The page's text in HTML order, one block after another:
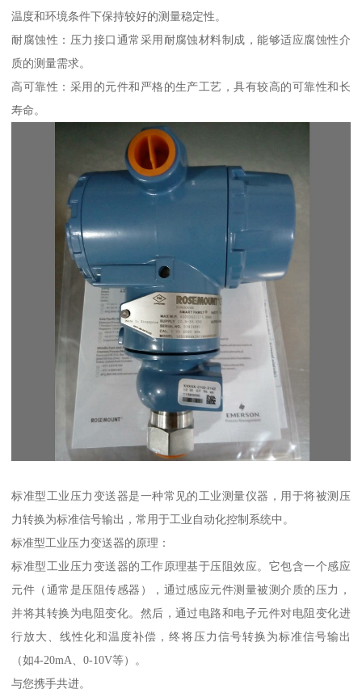
温度和环境条件下保持较好的测量稳定性。
耐腐蚀性：压力接口通常采用耐腐蚀材料制成，能够适应腐蚀性介
质的测量需求。
高可靠性：采用的元件和严格的生产工艺，具有较高的可靠性和长
寿命。
标准型工业压力变送器是一种常见的工业测量仪器，用于将被测压
力转换为标准信号输出，常用于工业自动化控制系统中。
标准型工业压力变送器的原理：
标准型工业压力变送器的工作原理基于压阻效应。它包含一个感应
元件（通常是压阻传感器），通过感应元件测量被测介质的压力，
并将其转换为电阻变化。然后，通过电路和电子元件对电阻变化进
行放大、线性化和温度补偿，终将压力信号转换为标准信号输出
（如4-20mA、0-10V等）。
与您携手共进。